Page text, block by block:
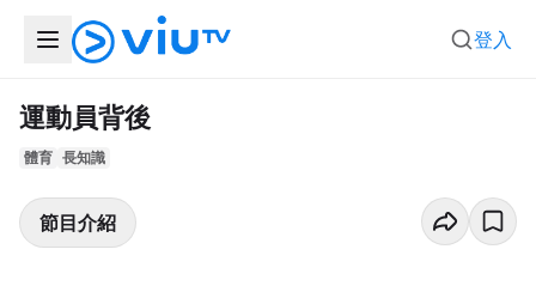
登入
運動員背後
體育 長知識
節目介紹